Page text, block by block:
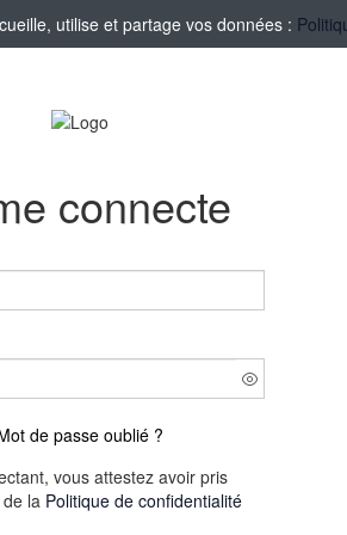
utilise et partage vos données :
connecte
de passe oublié ?
vous attestez avoir pris
la Politique de confidentialité